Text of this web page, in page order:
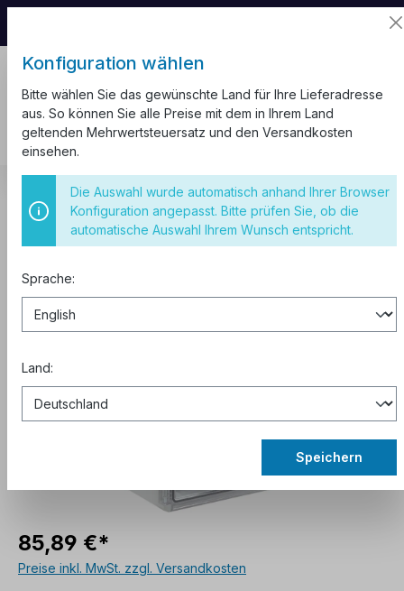
Schaltschränke
Schaltschrank ABS Kunststoff Leergehäuse
mit Sichttür
Schaltschrank ABS 500x700x250
durchsichtige Tür IP65
85,89 €*
Preise inkl. MwSt. zzgl. Versandkosten
Konfiguration wählen
Bitte wählen Sie das gewünschte Land für Ihre Lieferadresse
aus. So können Sie alle Preise mit dem in Ihrem Land
geltenden Mehrwertsteuersatz und den Versandkosten
einsehen.
Die Auswahl wurde automatisch anhand Ihrer Browser
Konfiguration angepasst. Bitte prüfen Sie, ob die
automatische Auswahl Ihrem Wunsch entspricht.
Sprache:
Land:
Speichern